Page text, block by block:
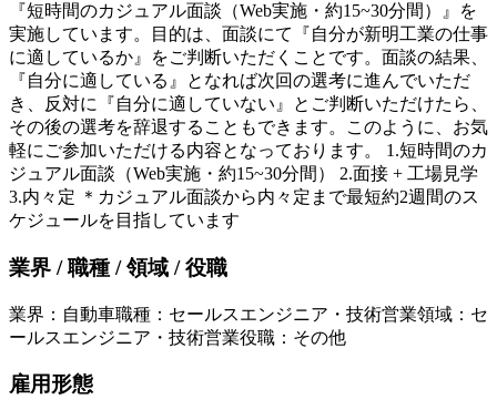
『短時間のカジュアル面談（Web実施・約15~30分間）』を
実施しています。目的は、面談にて『自分が新明工業の仕事
に適しているか』をご判断いただくことです。面談の結果、
『自分に適している』となれば次回の選考に進んでいただ
き、反対に『自分に適していない』とご判断いただけたら、
その後の選考を辞退することもできます。このように、お気
軽にご参加いただける内容となっております。 1.短時間のカ
ジュアル面談（Web実施・約15~30分間） 2.面接 + 工場見学
3.内々定 ＊カジュアル面談から内々定まで最短約2週間のス
ケジュールを目指しています
業界 / 職種 / 領域 / 役職
業界 ： 自動車職種 ： セールスエンジニア・技術営業領域 ： セ
ールスエンジニア・技術営業役職 ： その他
雇用形態